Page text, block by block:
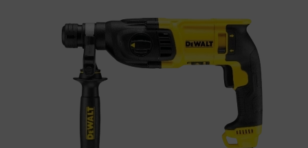
Խոհանոցի համար
Գեղեցկություն և խնամք
Ավտոմեքենաների աուդիոտեխնիկա
Գործիքներ